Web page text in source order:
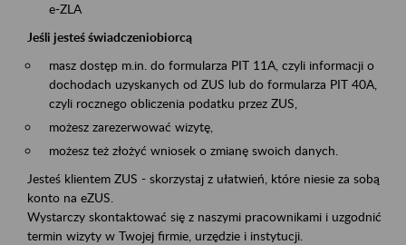
e-ZLA
Jeśli jesteś świadczeniobiorcą
masz dostęp m.in. do formularza PIT 11A, czyli informacji o
dochodach uzyskanych od ZUS lub do formularza PIT 40A,
czyli rocznego obliczenia podatku przez ZUS,
możesz zarezerwować wizytę,
możesz też złożyć wniosek o zmianę swoich danych.
Jesteś klientem ZUS - skorzystaj z ułatwień, które niesie za sobą
konto na eZUS.
Wystarczy skontaktować się z naszymi pracownikami i uzgodnić
termin wizyty w Twojej firmie, urzędzie i instytucji.